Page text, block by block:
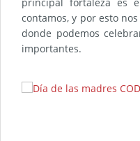
contamos, y por esto
donde podemos
importantes.